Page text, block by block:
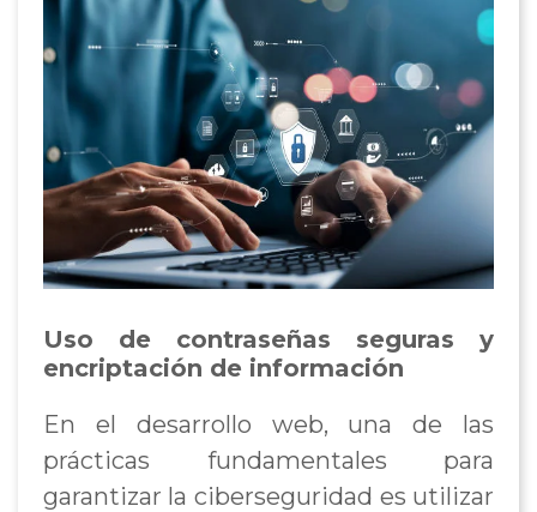
Uso de contraseñas seguras y
encriptación de información
En el desarrollo web, una de las
prácticas fundamentales para
garantizar la ciberseguridad es utilizar